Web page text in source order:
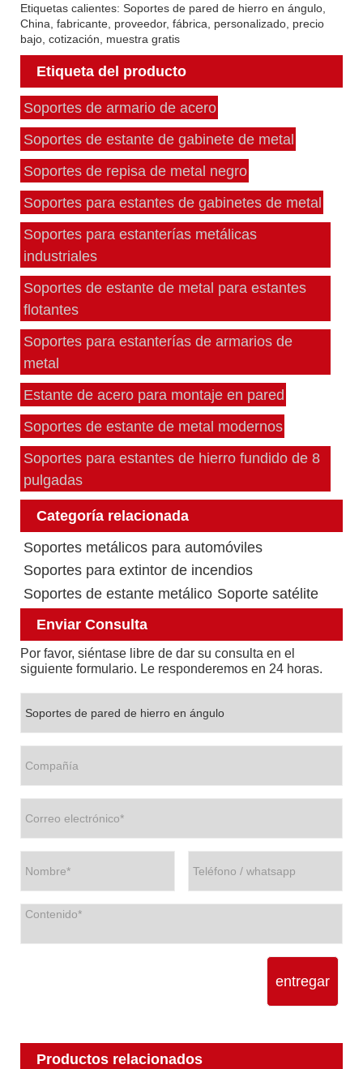
Etiquetas calientes: Soportes de pared de hierro en ángulo,
China, fabricante, proveedor, fábrica, personalizado, precio
bajo, cotización, muestra gratis
Etiqueta del producto
Soportes de armario de acero
Soportes de estante de gabinete de metal
Soportes de repisa de metal negro
Soportes para estantes de gabinetes de metal
Soportes para estanterías metálicas
industriales
Soportes de estante de metal para estantes
flotantes
Soportes para estanterías de armarios de
metal
Estante de acero para montaje en pared
Soportes de estante de metal modernos
Soportes para estantes de hierro fundido de 8
pulgadas
Categoría relacionada
Soportes metálicos para automóviles
Soportes para extintor de incendios
Soportes de estante metálico Soporte satélite
Enviar Consulta
Por favor, siéntase libre de dar su consulta en el
siguiente formulario. Le responderemos en 24 horas.
entregar
Productos relacionados